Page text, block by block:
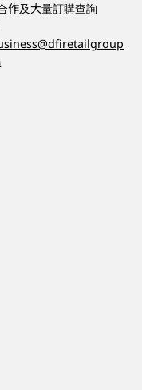
作及大量訂購查詢